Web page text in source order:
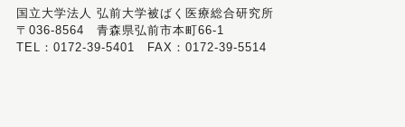
国立大学法人 弘前大学被ばく医療総合研究所
〒036-8564 青森県弘前市本町66-1
TEL：0172-39-5401 FAX：0172-39-5514